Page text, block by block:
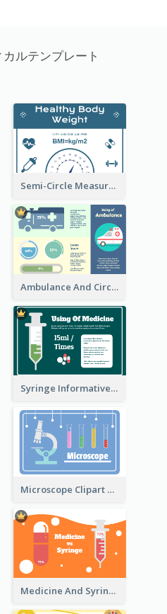
ルテンプレート
Semi-Circle Measurement Clipart
Ambulance And Circular Informative Report
Syringe Informative Clipart
Microscope Clipart With Test Tube
Medicine And Syringe Comparison